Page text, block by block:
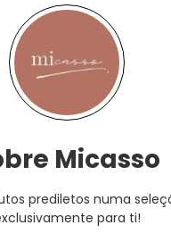
Micasso
prediletos numa
para ti!